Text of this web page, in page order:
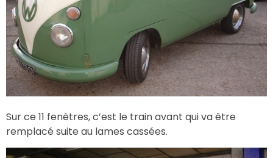
Sur ce 11 fenètres, c’est le train avant qui va être
remplacé suite au lames cassées.